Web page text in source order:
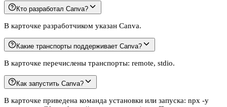
Кто разработал Canva?
В карточке разработчиком указан Canva.
Какие транспорты поддерживает Canva?
В карточке перечислены транспорты: remote, stdio.
Как запустить Canva?
В карточке приведена команда установки или запуска: npx -y